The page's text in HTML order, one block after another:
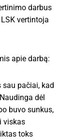
darbus
vertintoja
apie darbą:
sau pačiai, kad
dėl
buvo sunkus,
viskas
toks